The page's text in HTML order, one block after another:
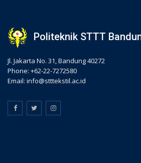
Politeknik STTT
Jl. Jakarta No. 31, Bandung 40272
Phone: +62-22-7272580
Email: info@stttekstil.ac.id